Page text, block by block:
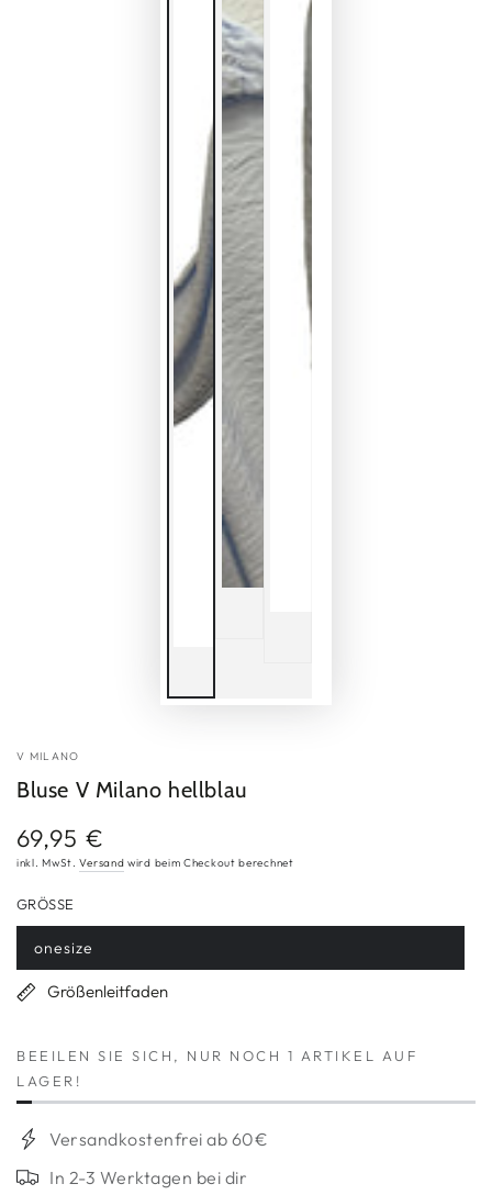
V MILANO
Bluse V Milano hellblau
Regulärer
Preis
69,95 €
inkl. MwSt.Versand wird beim Checkout berechnet
GRÖSSE
onesize
Variante
ausverkauft
oder
nicht
Größenleitfaden
BEEILEN SIE SICH, NUR NOCH 1 ARTIKEL AUF
LAGER!
Versandkostenfrei ab 60€
In 2-3 Werktagen bei dir